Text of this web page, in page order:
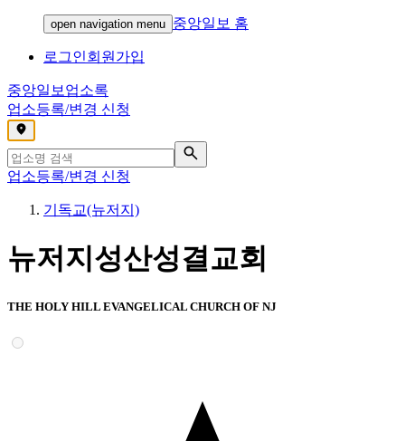
open navigation menu 중앙일보 홈
로그인회원가입
중앙일보 업소록
업소등록/변경 신청
,
업소등록/변경 신청
기독교(뉴저지)
뉴저지성산성결교회
THE HOLY HILL EVANGELICAL CHURCH OF NJ